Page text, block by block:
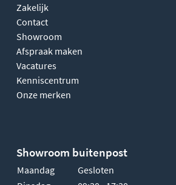
Zakelijk
Contact
Showroom
Afspraak maken
Vacatures
Kenniscentrum
Onze merken
Showroom buitenpost
Maandag
Gesloten